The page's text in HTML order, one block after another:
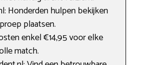
Honderden hulpen bekijken
plaatsen.
enkel €14,95 voor elke
match.